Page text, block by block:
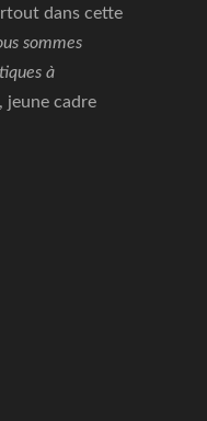
dans cette
sommes
à
jeune cadre